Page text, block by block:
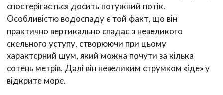
спостерігається досить потужний потік.
Особливістю водоспаду є той факт, що він
практично вертикально спадає з невеликого
скельного уступу, створюючи при цьому
характерний шум, який можна почути за кілька
сотень метрів. Далі він невеликим струмком «іде» у
відкрите море.